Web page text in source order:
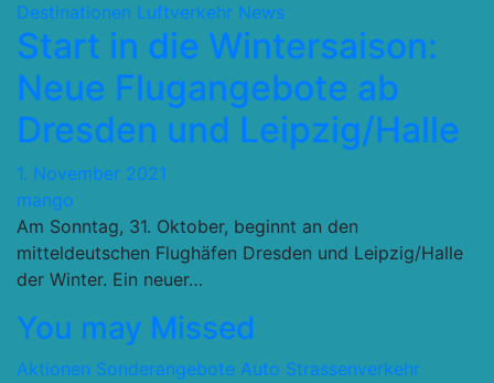
Destinationen Luftverkehr News
Start in die Wintersaison:
Neue Flugangebote ab
Dresden und Leipzig/Halle
1. November 2021
mango
Am Sonntag, 31. Oktober, beginnt an den
mitteldeutschen Flughäfen Dresden und Leipzig/Halle
der Winter. Ein neuer…
You may Missed
Aktionen Sonderangebote Auto Strassenverkehr